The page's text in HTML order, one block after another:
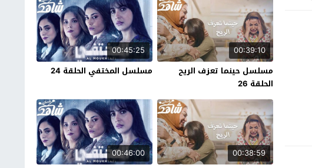
00:39:10
مسلسل حينما تعزف الريح
الحلقة 26
00:45:25
مسلسل المختفي الحلقة 24
00:38:59
00:46:00